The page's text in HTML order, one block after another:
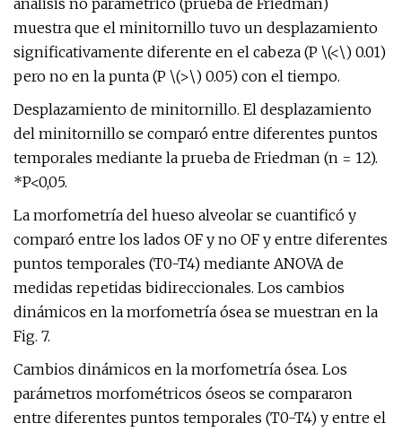
análisis no paramétrico (prueba de Friedman)
muestra que el minitornillo tuvo un desplazamiento
significativamente diferente en el cabeza (P \(<\) 0.01)
pero no en la punta (P \(>\) 0.05) con el tiempo.
Desplazamiento de minitornillo. El desplazamiento
del minitornillo se comparó entre diferentes puntos
temporales mediante la prueba de Friedman (n = 12).
*P<0,05.
La morfometría del hueso alveolar se cuantificó y
comparó entre los lados OF y no OF y entre diferentes
puntos temporales (T0-T4) mediante ANOVA de
medidas repetidas bidireccionales. Los cambios
dinámicos en la morfometría ósea se muestran en la
Fig. 7.
Cambios dinámicos en la morfometría ósea. Los
parámetros morfométricos óseos se compararon
entre diferentes puntos temporales (T0-T4) y entre el